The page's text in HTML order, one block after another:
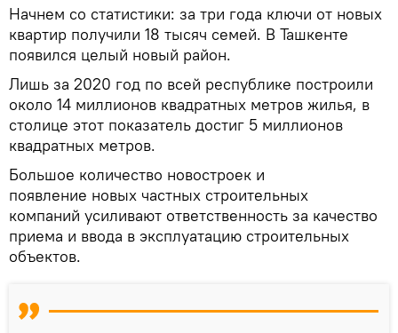
Начнем со статистики: за три года ключи от новых
квартир получили 18 тысяч семей. В Ташкенте
появился целый новый район.
Лишь за 2020 год по всей республике построили
около 14 миллионов квадратных метров жилья, в
столице этот показатель достиг 5 миллионов
квадратных метров.
Большое количество новостроек и
появление новых частных строительных
компаний усиливают ответственность за качество
приема и ввода в эксплуатацию строительных
объектов.